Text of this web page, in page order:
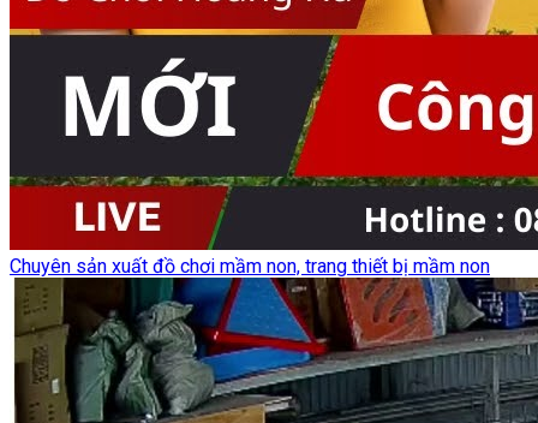
Chuyên sản xuất đồ chơi mầm non, trang thiết bị mầm non